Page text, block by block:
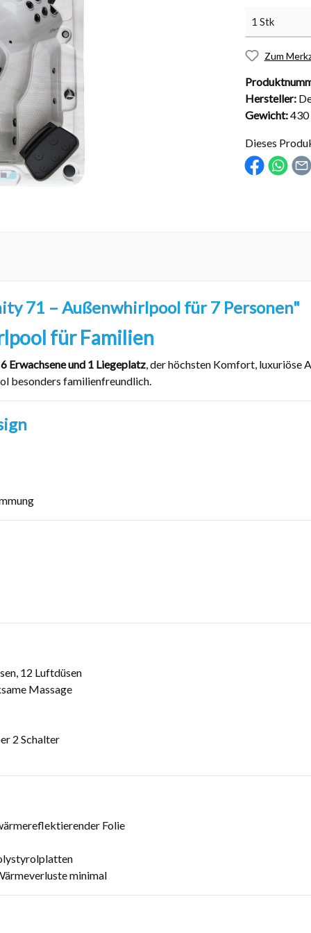
Installationsmaterial
Kugelhähne
Abdeckungen
Solarabdeckungen
Schachtabdeckungen
Überdachungen
Zum
Hersteller:
Gewicht:430
Dieses
71 – Außenwhirlpool für 7 Personen"
für Familien
Erwachsene und 1 Liegeplatz , der höchsten Komfort,
besonders familienfreundlich.
12 Luftdüsen
Massage
2 Schalter
Folie
minimal